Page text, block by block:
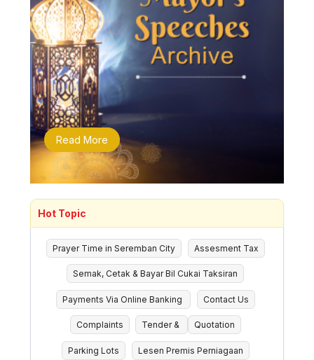
Read More
Hot Topic
Prayer Time in Seremban City Assesment Tax
Semak, Cetak & Bayar Bil Cukai Taksiran
Payments Via Online Banking Contact Us
Complaints Tender & Quotation
Parking Lots Lesen Premis Perniagaan